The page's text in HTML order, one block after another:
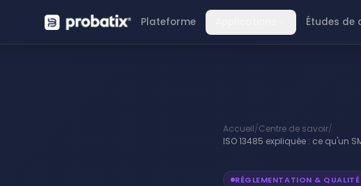
Plateforme Études de
Accueil/Centre de savoir/
ISO 13485 expliquée : ce qu'un
RÉGLEMENTATION & QUALITÉ